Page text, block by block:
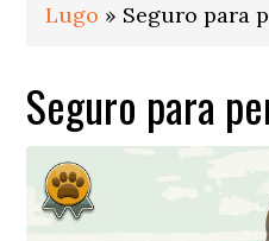
Lugo » Seguro para
Seguro para